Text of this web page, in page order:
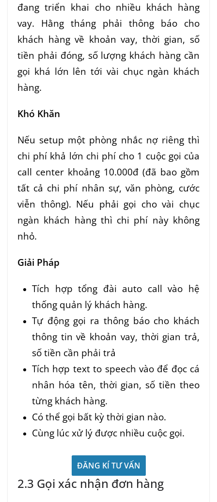
đang triển khai cho nhiều khách hàng
vay. Hằng tháng phải thông báo cho
khách hàng về khoản vay, thời gian, số
tiền phải đóng, số lượng khách hàng cần
gọi khá lớn lên tới vài chục ngàn khách
hàng.
Khó Khăn
Nếu setup một phòng nhắc nợ riêng thì
chi phí khả lớn chi phí cho 1 cuộc gọi của
call center khoảng 10.000đ (đã bao gồm
tất cả chi phí nhân sự, văn phòng, cước
viễn thông). Nếu phải gọi cho vài chục
ngàn khách hàng thì chi phí này không
nhỏ.
Giải Pháp
Tích hợp tổng đài auto call vào hệ
thống quản lý khách hàng.
Tự động gọi ra thông báo cho khách
thông tin về khoản vay, thời gian trả,
số tiền cần phải trả
Tích hợp text to speech vào để đọc cá
nhân hóa tên, thời gian, số tiền theo
từng khách hàng.
Có thể gọi bất kỳ thời gian nào.
Cùng lúc xử lý được nhiều cuộc gọi.
ĐĂNG KÍ TƯ VẤN
2.3 Gọi xác nhận đơn hàng